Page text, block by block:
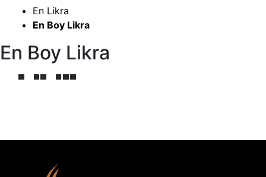
En Likra
En Boy Likra
En Boy Likra